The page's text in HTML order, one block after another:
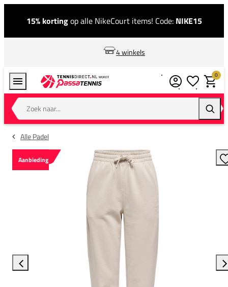
15% kortingop alle NikeCourt items! Code: NIKE15
4 winkels
Zoek naar...
0
Alle Padel
Aanbieding